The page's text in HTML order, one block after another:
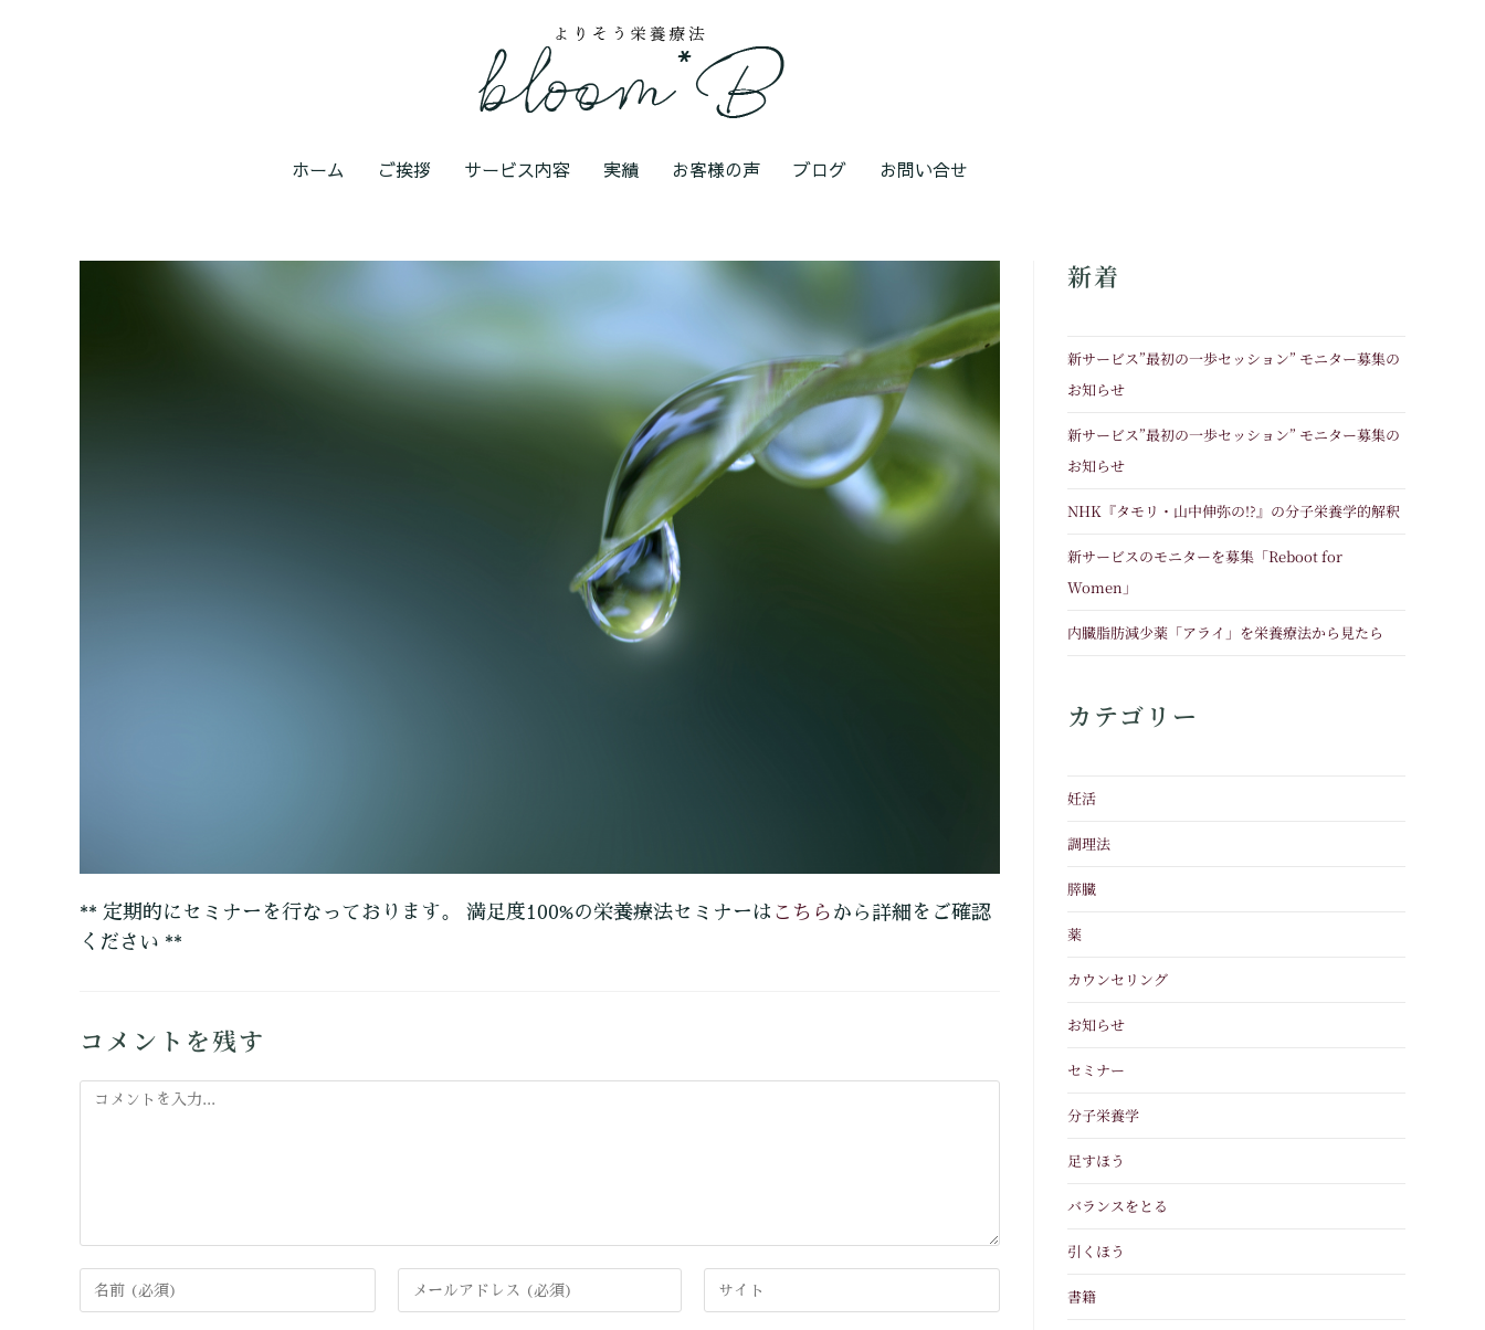
ホーム ご挨拶 サービス内容 実績 お客様の声 ブログ お問い合せ
** 定期的にセミナーを行なっております。 満足度100%の栄養療法セミナーは こちら から詳細をご確認
ください **
コメントを残す
新着
新サービス”最初の一歩セッション” モニター募集の
お知らせ
新サービス”最初の一歩セッション” モニター募集の
お知らせ
NHK『タモリ・山中伸弥の!?』の分子栄養学的解釈
新サービスのモニターを募集「Reboot for
Women」
内臓脂肪減少薬「アライ」を栄養療法から見たら
カテゴリー
妊活
調理法
膵臓
薬
カウンセリング
お知らせ
セミナー
分子栄養学
足すほう
バランスをとる
引くほう
書籍